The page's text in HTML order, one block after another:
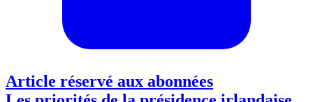
Article réservé aux abonnées